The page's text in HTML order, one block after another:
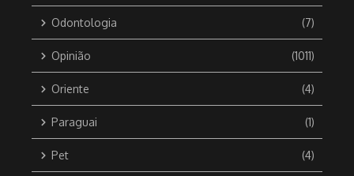
Odontologia (7)
Opinião (1011)
Oriente (4)
Paraguai (1)
Pet (4)